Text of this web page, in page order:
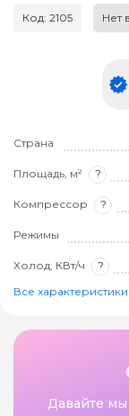
Код: 2105 Нет
Страна
Площадь, м² ?
Компрессор ?
Режимы
Холод, КВт/ч ?
Все характеристики
Давайте